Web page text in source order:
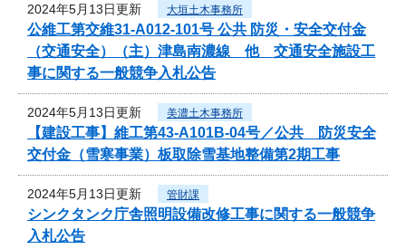
2024年5月13日更新 大垣土木事務所
公維工第交維31-A012-101号 公共 防災・安全交付金
（交通安全）（主）津島南濃線 他 交通安全施設工
事に関する一般競争入札公告
2024年5月13日更新 美濃土木事務所
【建設工事】維工第43-A101B-04号／公共 防災安全
交付金（雪寒事業）板取除雪基地整備第2期工事
2024年5月13日更新 管財課
シンクタンク庁舎照明設備改修工事に関する一般競争
入札公告